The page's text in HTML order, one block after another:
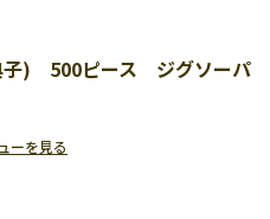
子) 500ピース ジグソーパ
ーを見る